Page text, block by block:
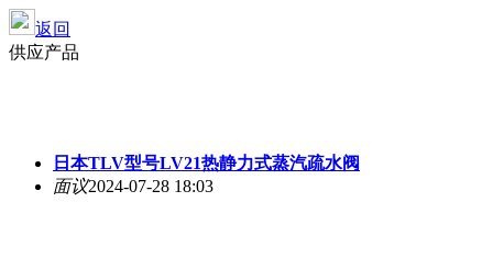
返回
供应产品
日本TLV型号LV21热静力式蒸汽疏水阀
面议2024-07-28 18:03